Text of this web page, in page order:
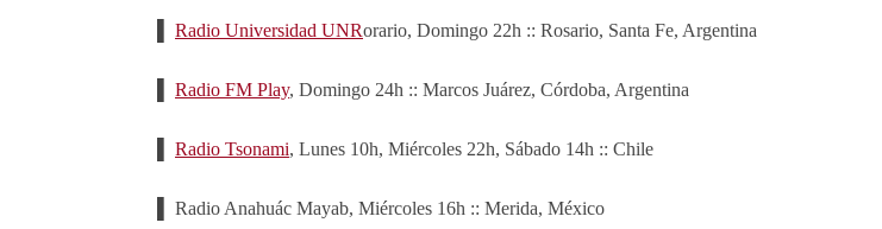
Radio Universidad UNRorario, Domingo 22h :: Rosario, Santa Fe, Argentina
Radio FM Play, Domingo 24h :: Marcos Juárez, Córdoba, Argentina
Radio Tsonami, Lunes 10h, Miércoles 22h, Sábado 14h :: Chile
▌ Radio Anahuác Mayab, Miércoles 16h :: Merida, México